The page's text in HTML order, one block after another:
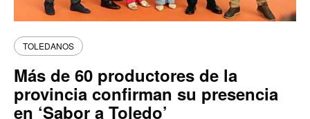
TOLEDANOS
Más de 60 productores de la
provincia confirman su presencia
en ‘Sabor a Toledo’